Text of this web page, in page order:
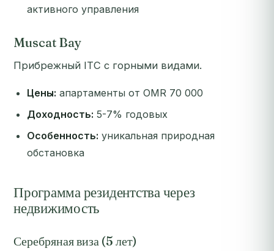
активного управления
Muscat Bay
Прибрежный ITC с горными видами.
Цены: апартаменты от OMR 70 000
Доходность: 5-7% годовых
Особенность: уникальная природная
обстановка
Программа резидентства через
недвижимость
Серебряная виза (5 лет)